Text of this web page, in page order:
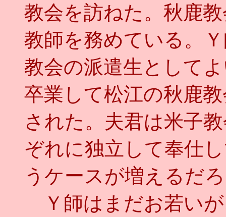
教会を訪ねた。秋鹿
教師を務めている。
教会の派遣生として
卒業して松江の秋鹿
された。夫君は米子
ぞれに独立して奉仕
うケースが増えるだ
Ｙ師はまだお若い